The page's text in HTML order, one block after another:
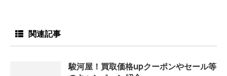
関連記事
駿河屋！買取価格upクーポンやセール等